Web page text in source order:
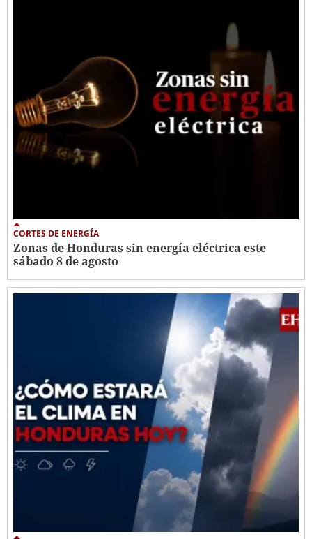
CORTES DE ENERGÍA
Zonas de Honduras sin energía eléctrica este
sábado 8 de agosto